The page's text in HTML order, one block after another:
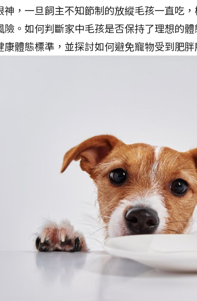
神，一旦飼主不知節制的放縱毛孩一直吃
險。如何判斷家中毛孩是否保持了理想的
康體態標準，並探討如何避免寵物受到肥胖